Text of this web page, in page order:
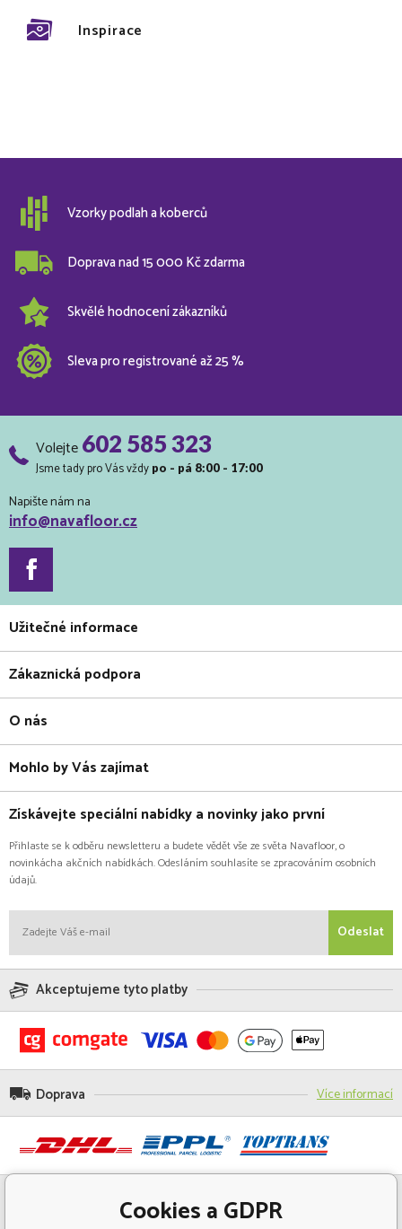
Inspirace
Vzorky podlah a koberců
Doprava nad 15 000 Kč zdarma
Skvělé hodnocení zákazníků
Sleva pro registrované až 25 %
Volejte602 585 323
Jsme tady pro Vás vždy po - pá 8:00 - 17:00
Napište nám na
info@navafloor.cz
Užitečné informace
Zákaznická podpora
O nás
Mohlo by Vás zajímat
Získávejte speciální nabídky a novinky jako první
Přihlaste se k odběru newsletteru a budete vědět vše ze světa Navafloor, o
novinkácha akčních nabídkách. Odesláním souhlasíte se zpracováním osobních
údajů.
Odeslat
Akceptujeme tyto platby
Doprava Více informací
Cookies a GDPR